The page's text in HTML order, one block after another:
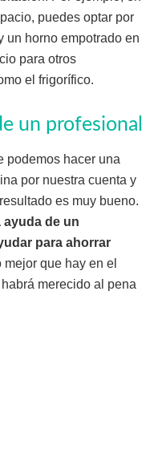
puedes optar por
un horno empotrado en
para otros
el frigorífico.
un profesional
podemos hacer una
por nuestra cuenta y
es muy bueno.
de un
para ahorrar
que hay en el
merecido al pena